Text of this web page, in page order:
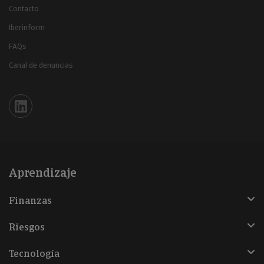
Contacto
Iberinform
FAQs
Canal de denuncias
Iberinform en Linkedin
Aprendizaje
Finanzas
Riesgos
Tecnología